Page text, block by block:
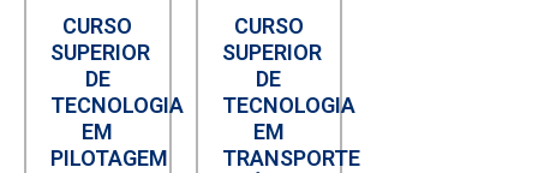
CURSO
SUPERIOR
DE
TECNOLOGIA
EM
PILOTAGEM
CURSO
SUPERIOR
DE
TECNOLOGIA
EM
TRANSPORTE